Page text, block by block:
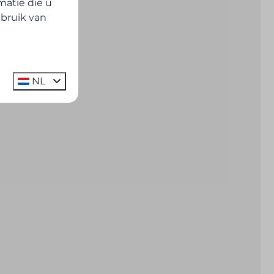
die u
van
NL